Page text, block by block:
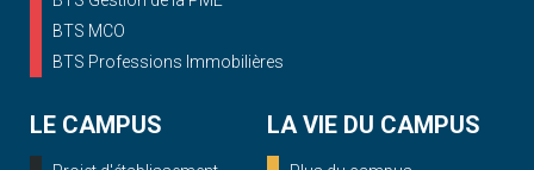
BTS MCO
BTS Professions Immobilières
LE CAMPUS LA VIE DU CAMPUS